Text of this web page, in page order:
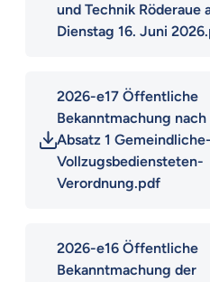
und Technik Röderaue
Dienstag 16. Juni
2026-e17 Öffentliche
Bekanntmachung nach
Absatz 1 Gemeindliche-
Vollzugsbediensteten-
Verordnung.pdf
2026-e16 Öffentliche
Bekanntmachung der